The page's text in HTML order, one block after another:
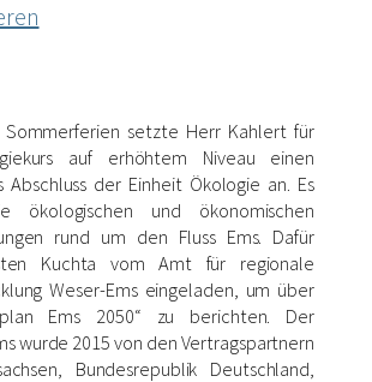
setzte Herr Kahlert für
auf erhöhtem Niveau einen
Abschluss der Einheit Ökologie an. Es
ökologischen und ökonomischen
rund um den Fluss Ems. Dafür
Kuchta vom Amt für regionale
Weser-Ems eingeladen, um über
Ems 2050“ zu berichten. Der
wurde 2015 von den Vertragspartnern
Bundesrepublik Deutschland,